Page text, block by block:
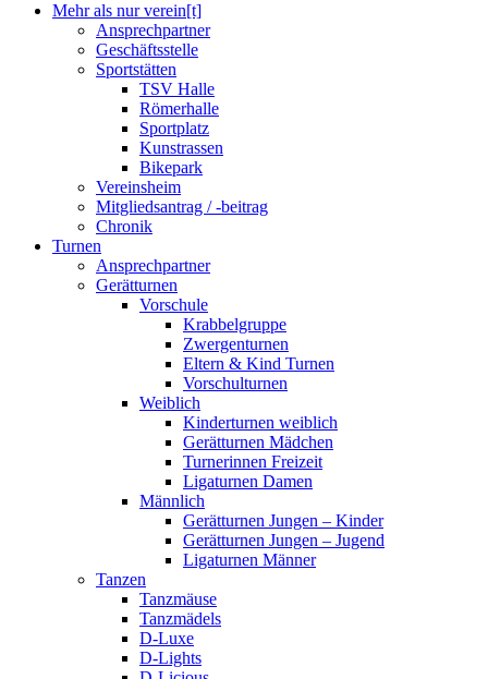
Mehr als nur verein[t]
Ansprechpartner
Geschäftsstelle
Sportstätten
TSV Halle
Römerhalle
Sportplatz
Kunstrassen
Bikepark
Vereinsheim
Mitgliedsantrag / -beitrag
Chronik
Turnen
Ansprechpartner
Gerätturnen
Vorschule
Krabbelgruppe
Zwergenturnen
Eltern & Kind Turnen
Vorschulturnen
Weiblich
Kinderturnen weiblich
Gerätturnen Mädchen
Turnerinnen Freizeit
Ligaturnen Damen
Männlich
Gerätturnen Jungen – Kinder
Gerätturnen Jungen – Jugend
Ligaturnen Männer
Tanzen
Tanzmäuse
Tanzmädels
D-Luxe
D-Lights